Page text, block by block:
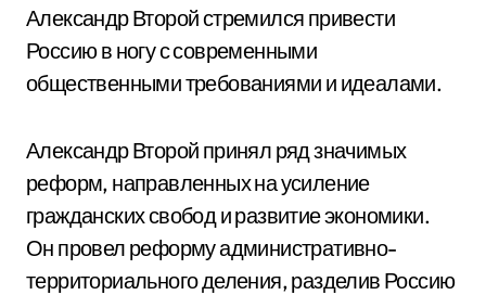
Александр Второй стремился привести
Россию в ногу с современными
общественными требованиями и идеалами.
Александр Второй принял ряд значимых
реформ, направленных на усиление
гражданских свобод и развитие экономики.
Он провел реформу административно-
территориального деления, разделив Россию